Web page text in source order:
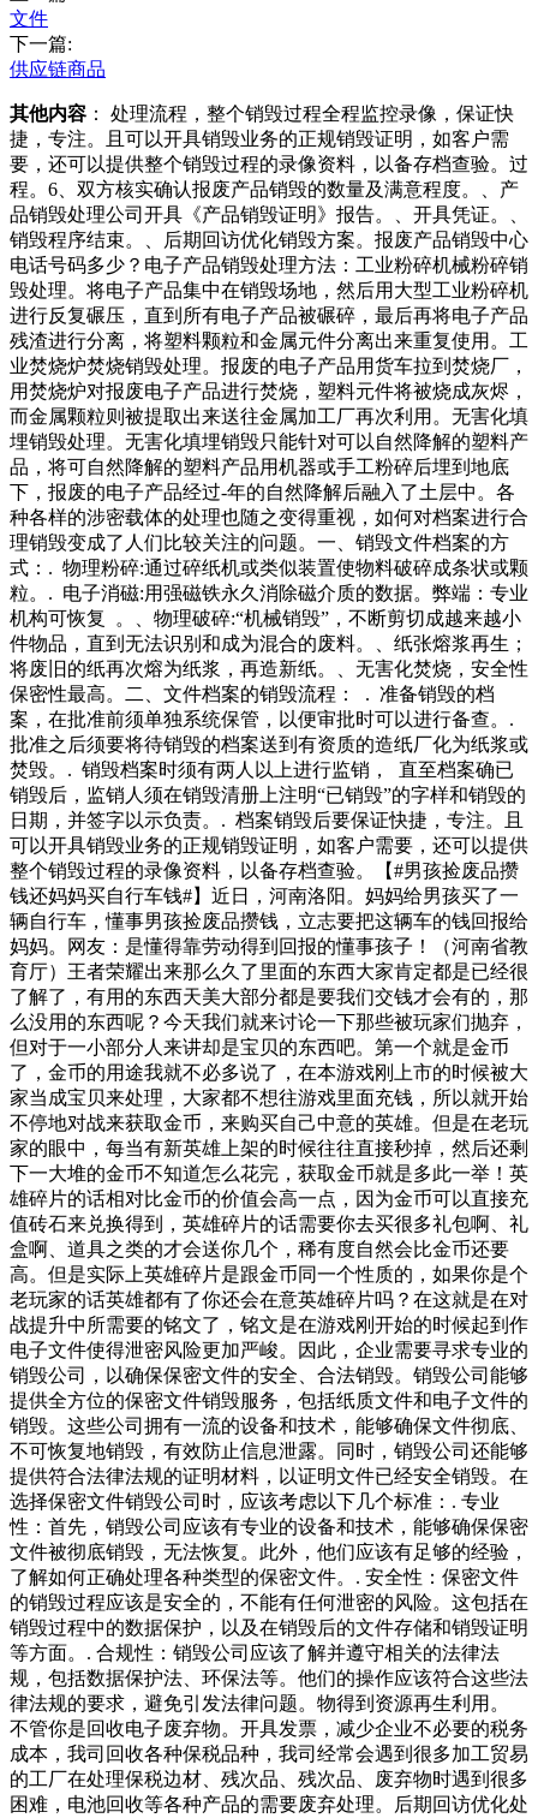
文件
下一篇:
供应链商品
其他内容 ： 处理流程，整个销毁过程全程监控录像，保证快
捷，专注。且可以开具销毁业务的正规销毁证明，如客户需
要，还可以提供整个销毁过程的录像资料，以备存档查验。过
程。6、双方核实确认报废产品销毁的数量及满意程度。、产
品销毁处理公司开具《产品销毁证明》报告。、开具凭证。、
销毁程序结束。、后期回访优化销毁方案。报废产品销毁中心
电话号码多少？电子产品销毁处理方法：工业粉碎机械粉碎销
毁处理。将电子产品集中在销毁场地，然后用大型工业粉碎机
进行反复碾压，直到所有电子产品被碾碎，最后再将电子产品
残渣进行分离，将塑料颗粒和金属元件分离出来重复使用。工
业焚烧炉焚烧销毁处理。报废的电子产品用货车拉到焚烧厂，
用焚烧炉对报废电子产品进行焚烧，塑料元件将被烧成灰烬，
而金属颗粒则被提取出来送往金属加工厂再次利用。无害化填
埋销毁处理。无害化填埋销毁只能针对可以自然降解的塑料产
品，将可自然降解的塑料产品用机器或手工粉碎后埋到地底
下，报废的电子产品经过-年的自然降解后融入了土层中。各
种各样的涉密载体的处理也随之变得重视，如何对档案进行合
理销毁变成了人们比较关注的问题。一、销毁文件档案的方
式：. 物理粉碎:通过碎纸机或类似装置使物料破碎成条状或颗
粒。. 电子消磁:用强磁铁永久消除磁介质的数据。弊端：专业
机构可恢复 。、物理破碎:“机械销毁”，不断剪切成越来越小
件物品，直到无法识别和成为混合的废料。、纸张熔浆再生；
将废旧的纸再次熔为纸浆，再造新纸。、无害化焚烧，安全性
保密性最高。二、文件档案的销毁流程： . 准备销毁的档
案，在批准前须单独系统保管，以便审批时可以进行备查。.
批准之后须要将待销毁的档案送到有资质的造纸厂化为纸浆或
焚毁。. 销毁档案时须有两人以上进行监销， 直至档案确已
销毁后，监销人须在销毁清册上注明“已销毁”的字样和销毁的
日期，并签字以示负责。. 档案销毁后要保证快捷，专注。且
可以开具销毁业务的正规销毁证明，如客户需要，还可以提供
整个销毁过程的录像资料，以备存档查验。【#男孩捡废品攒
钱还妈妈买自行车钱#】近日，河南洛阳。妈妈给男孩买了一
辆自行车，懂事男孩捡废品攒钱，立志要把这辆车的钱回报给
妈妈。网友：是懂得靠劳动得到回报的懂事孩子！（河南省教
育厅）王者荣耀出来那么久了里面的东西大家肯定都是已经很
了解了，有用的东西天美大部分都是要我们交钱才会有的，那
么没用的东西呢？今天我们就来讨论一下那些被玩家们抛弃，
但对于一小部分人来讲却是宝贝的东西吧。第一个就是金币
了，金币的用途我就不必多说了，在本游戏刚上市的时候被大
家当成宝贝来处理，大家都不想往游戏里面充钱，所以就开始
不停地对战来获取金币，来购买自己中意的英雄。但是在老玩
家的眼中，每当有新英雄上架的时候往往直接秒掉，然后还剩
下一大堆的金币不知道怎么花完，获取金币就是多此一举！英
雄碎片的话相对比金币的价值会高一点，因为金币可以直接充
值砖石来兑换得到，英雄碎片的话需要你去买很多礼包啊、礼
盒啊、道具之类的才会送你几个，稀有度自然会比金币还要
高。但是实际上英雄碎片是跟金币同一个性质的，如果你是个
老玩家的话英雄都有了你还会在意英雄碎片吗？在这就是在对
战提升中所需要的铭文了，铭文是在游戏刚开始的时候起到作
电子文件使得泄密风险更加严峻。因此，企业需要寻求专业的
销毁公司，以确保保密文件的安全、合法销毁。销毁公司能够
提供全方位的保密文件销毁服务，包括纸质文件和电子文件的
销毁。这些公司拥有一流的设备和技术，能够确保文件彻底、
不可恢复地销毁，有效防止信息泄露。同时，销毁公司还能够
提供符合法律法规的证明材料，以证明文件已经安全销毁。在
选择保密文件销毁公司时，应该考虑以下几个标准：. 专业
性：首先，销毁公司应该有专业的设备和技术，能够确保保密
文件被彻底销毁，无法恢复。此外，他们应该有足够的经验，
了解如何正确处理各种类型的保密文件。. 安全性：保密文件
的销毁过程应该是安全的，不能有任何泄密的风险。这包括在
销毁过程中的数据保护，以及在销毁后的文件存储和销毁证明
等方面。. 合规性：销毁公司应该了解并遵守相关的法律法
规，包括数据保护法、环保法等。他们的操作应该符合这些法
律法规的要求，避免引发法律问题。物得到资源再生利用。
不管你是回收电子废弃物。开具发票，减少企业不必要的税务
成本，我司回收各种保税品种，我司经常会遇到很多加工贸易
的工厂在处理保税边材、残次品、残次品、废弃物时遇到很多
困难，电池回收等各种产品的需要废弃处理。后期回访优化处